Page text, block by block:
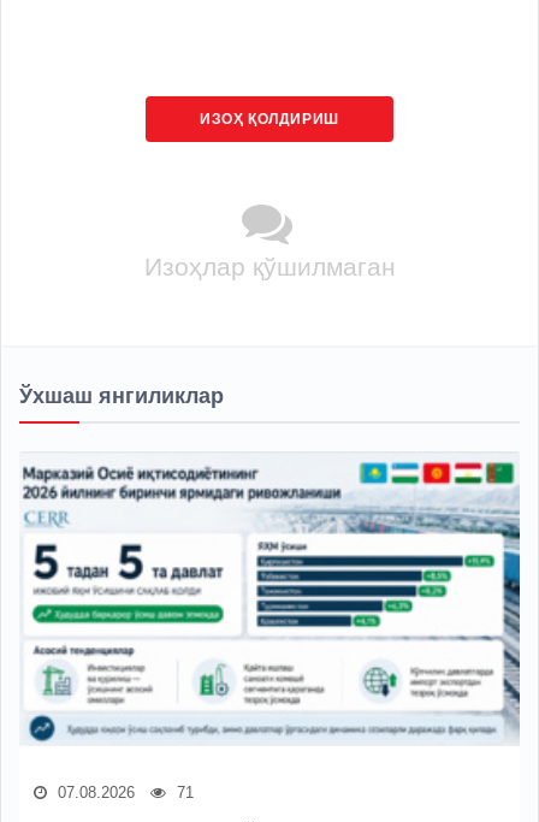
ИЗОҲ ҚОЛДИРИШ
Изоҳлар қўшилмаган
Ўхшаш янгиликлар
07.08.2026 71